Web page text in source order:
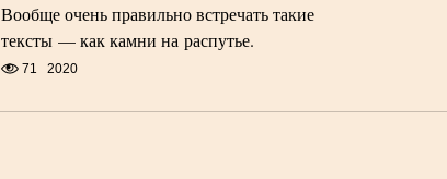
Вообще очень правильно встречать такие
тексты — как камни на распутье.
71 2020